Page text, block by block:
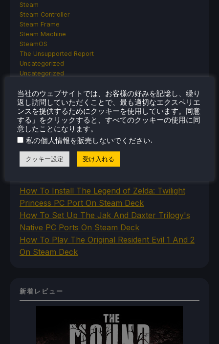
Steam
Steam Controller
Steam Frame
Steam Machine
SteamOS
The Unsupported Report
Uncategorized
Uncategorized
最近のヒント＆GUIDES
How To Play Stardew Valley In 3D On Steam
Deck
How To Set Up The Steam Controller On The
How To Install The Legend of Zelda: Twilight
Princess PC Port On Steam Deck
How To Set Up The Jak And Daxter Trilogy's
Native PC Ports On Steam Deck
How To Play The Original Resident Evil 1 And 2
On Steam Deck
新着レビュー
当社のウェブサイトでは、お客様の好みを記憶し、繰り
返し訪問していただくことで、最も適切なエクスペリエ
ンスを提供するためにクッキーを使用しています。同意
する」をクリックすると、すべてのクッキーの使用に同
意したことになります。
私の個人情報を販売しないでください.
クッキー設定 受け入れる